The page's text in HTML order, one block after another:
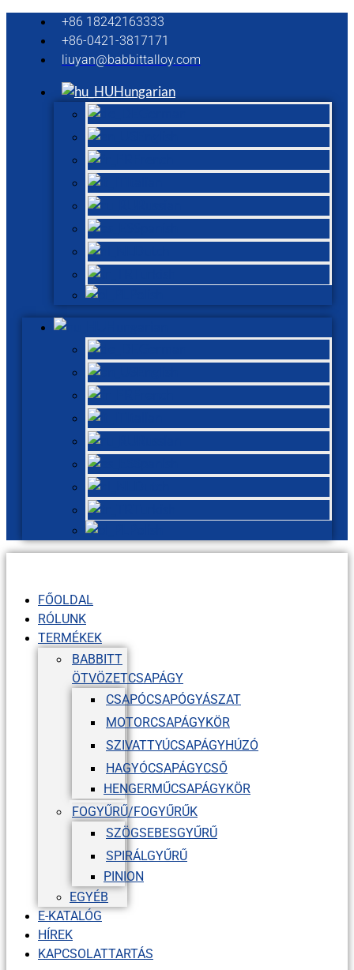
+86 18242163333
+86-0421-3817171
liuyan@babbittalloy.com
Hungarian
FŐOLDAL
RÓLUNK
TERMÉKEK
BABBITT
ÖTVÖZETCSAPÁGY
CSAPÓCSAPÓGYÁSZAT
MOTORCSAPÁGYKÖR
SZIVATTYÚCSAPÁGYHÚZÓ
HAGYÓCSAPÁGYCSŐ
HENGERMŰCSAPÁGYKÖR
FOGYŰRŰ/FOGYŰRŰK
SZÖGSEBESGYŰRŰ
SPIRÁLGYŰRŰ
PINION
EGYÉB
E-KATALÓG
HÍREK
KAPCSOLATTARTÁS